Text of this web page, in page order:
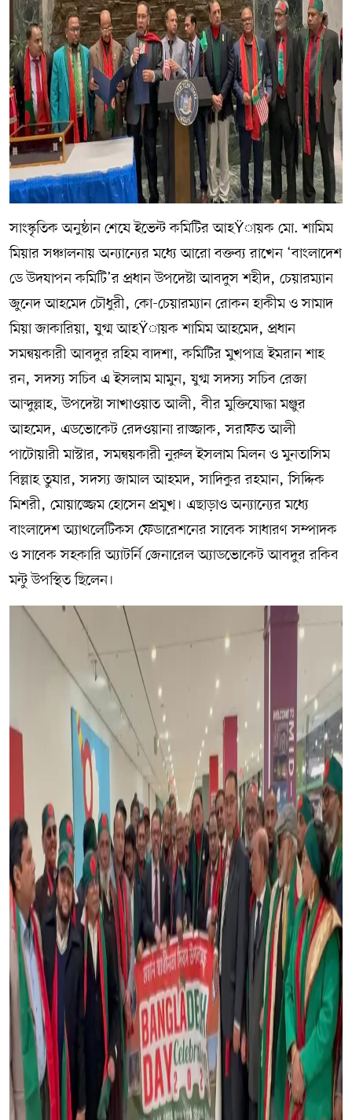
সাংস্কৃতিক অনুষ্ঠান শেষে ইভেন্ট কমিটির আহŸায়ক মো. শামিম
মিয়ার সঞ্চালনায় অন্যান্যের মধ্যে আরো বক্তব্য রাখেন ‘বাংলাদেশ
ডে উদযাপন কমিটি’র প্রধান উপদেষ্টা আবদুস শহীদ, চেয়ারম্যান
জুনেদ আহমেদ চৌধুরী, কো-চেয়ারম্যান রোকন হাকীম ও সামাদ
মিয়া জাকারিয়া, যুগ্ম আহŸায়ক শামিম আহমেদ, প্রধান
সমন্বয়কারী আবদুর রহিম বাদশা, কমিটির মুখপাত্র ইমরান শাহ
রন, সদস্য সচিব এ ইসলাম মামুন, যুগ্ম সদস্য সচিব রেজা
আব্দুল্লাহ, উপদেষ্টা সাখাওয়াত আলী, বীর মুক্তিযোদ্ধা মঞ্জুর
আহমেদ, এডভোকেট রেদওয়ানা রাজ্জাক, সরাফত আলী
পাটোয়ারী মাস্টার, সমন্বয়কারী নুরুল ইসলাম মিলন ও মুনতাসিম
বিল্লাহ তুষার, সদস্য জামাল আহমদ, সাদিকুর রহমান, সিদ্দিক
মিশরী, মোয়াজ্জেম হোসেন প্রমুখ। এছাড়াও অন্যান্যের মধ্যে
বাংলাদেশ অ্যাথলেটিকস ফেডারেশনের সাবেক সাধারণ সম্পাদক
ও সাবেক সহকারি অ্যাটর্নি জেনারেল অ্যাডভোকেট আবদুর রকিব
মন্টু উপস্থিত ছিলেন।